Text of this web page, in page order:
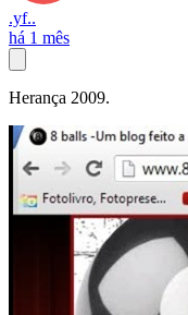
.yf..
há 1 mês
Herança 2009.